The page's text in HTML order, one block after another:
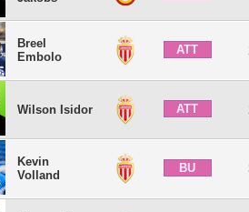
Breel
Embolo
ATT
Wilson Isidor ATT
Kevin
Volland
BU